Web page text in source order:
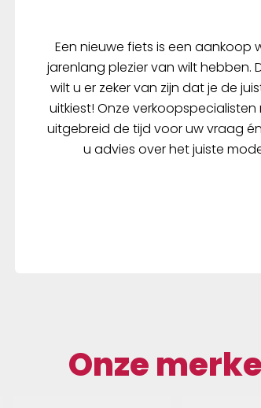
Een nieuwe fiets is een aankoop
jarenlang plezier van wilt hebben.
wilt u er zeker van zijn dat je de
uitkiest! Onze verkoopspecialisten
uitgebreid de tijd voor uw vraag
u advies over het juiste
Onze